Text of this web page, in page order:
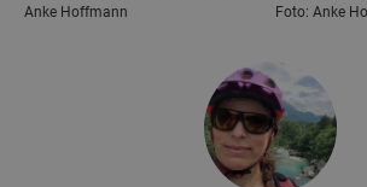
Anke Hoffmann
Foto: Anke